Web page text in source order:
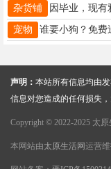
杂货铺
宠物
声明： 本站所有信息均由
信息对您造成的任何损失
Copyright © 2022-2025 太原
本网站由太原生活网 运营